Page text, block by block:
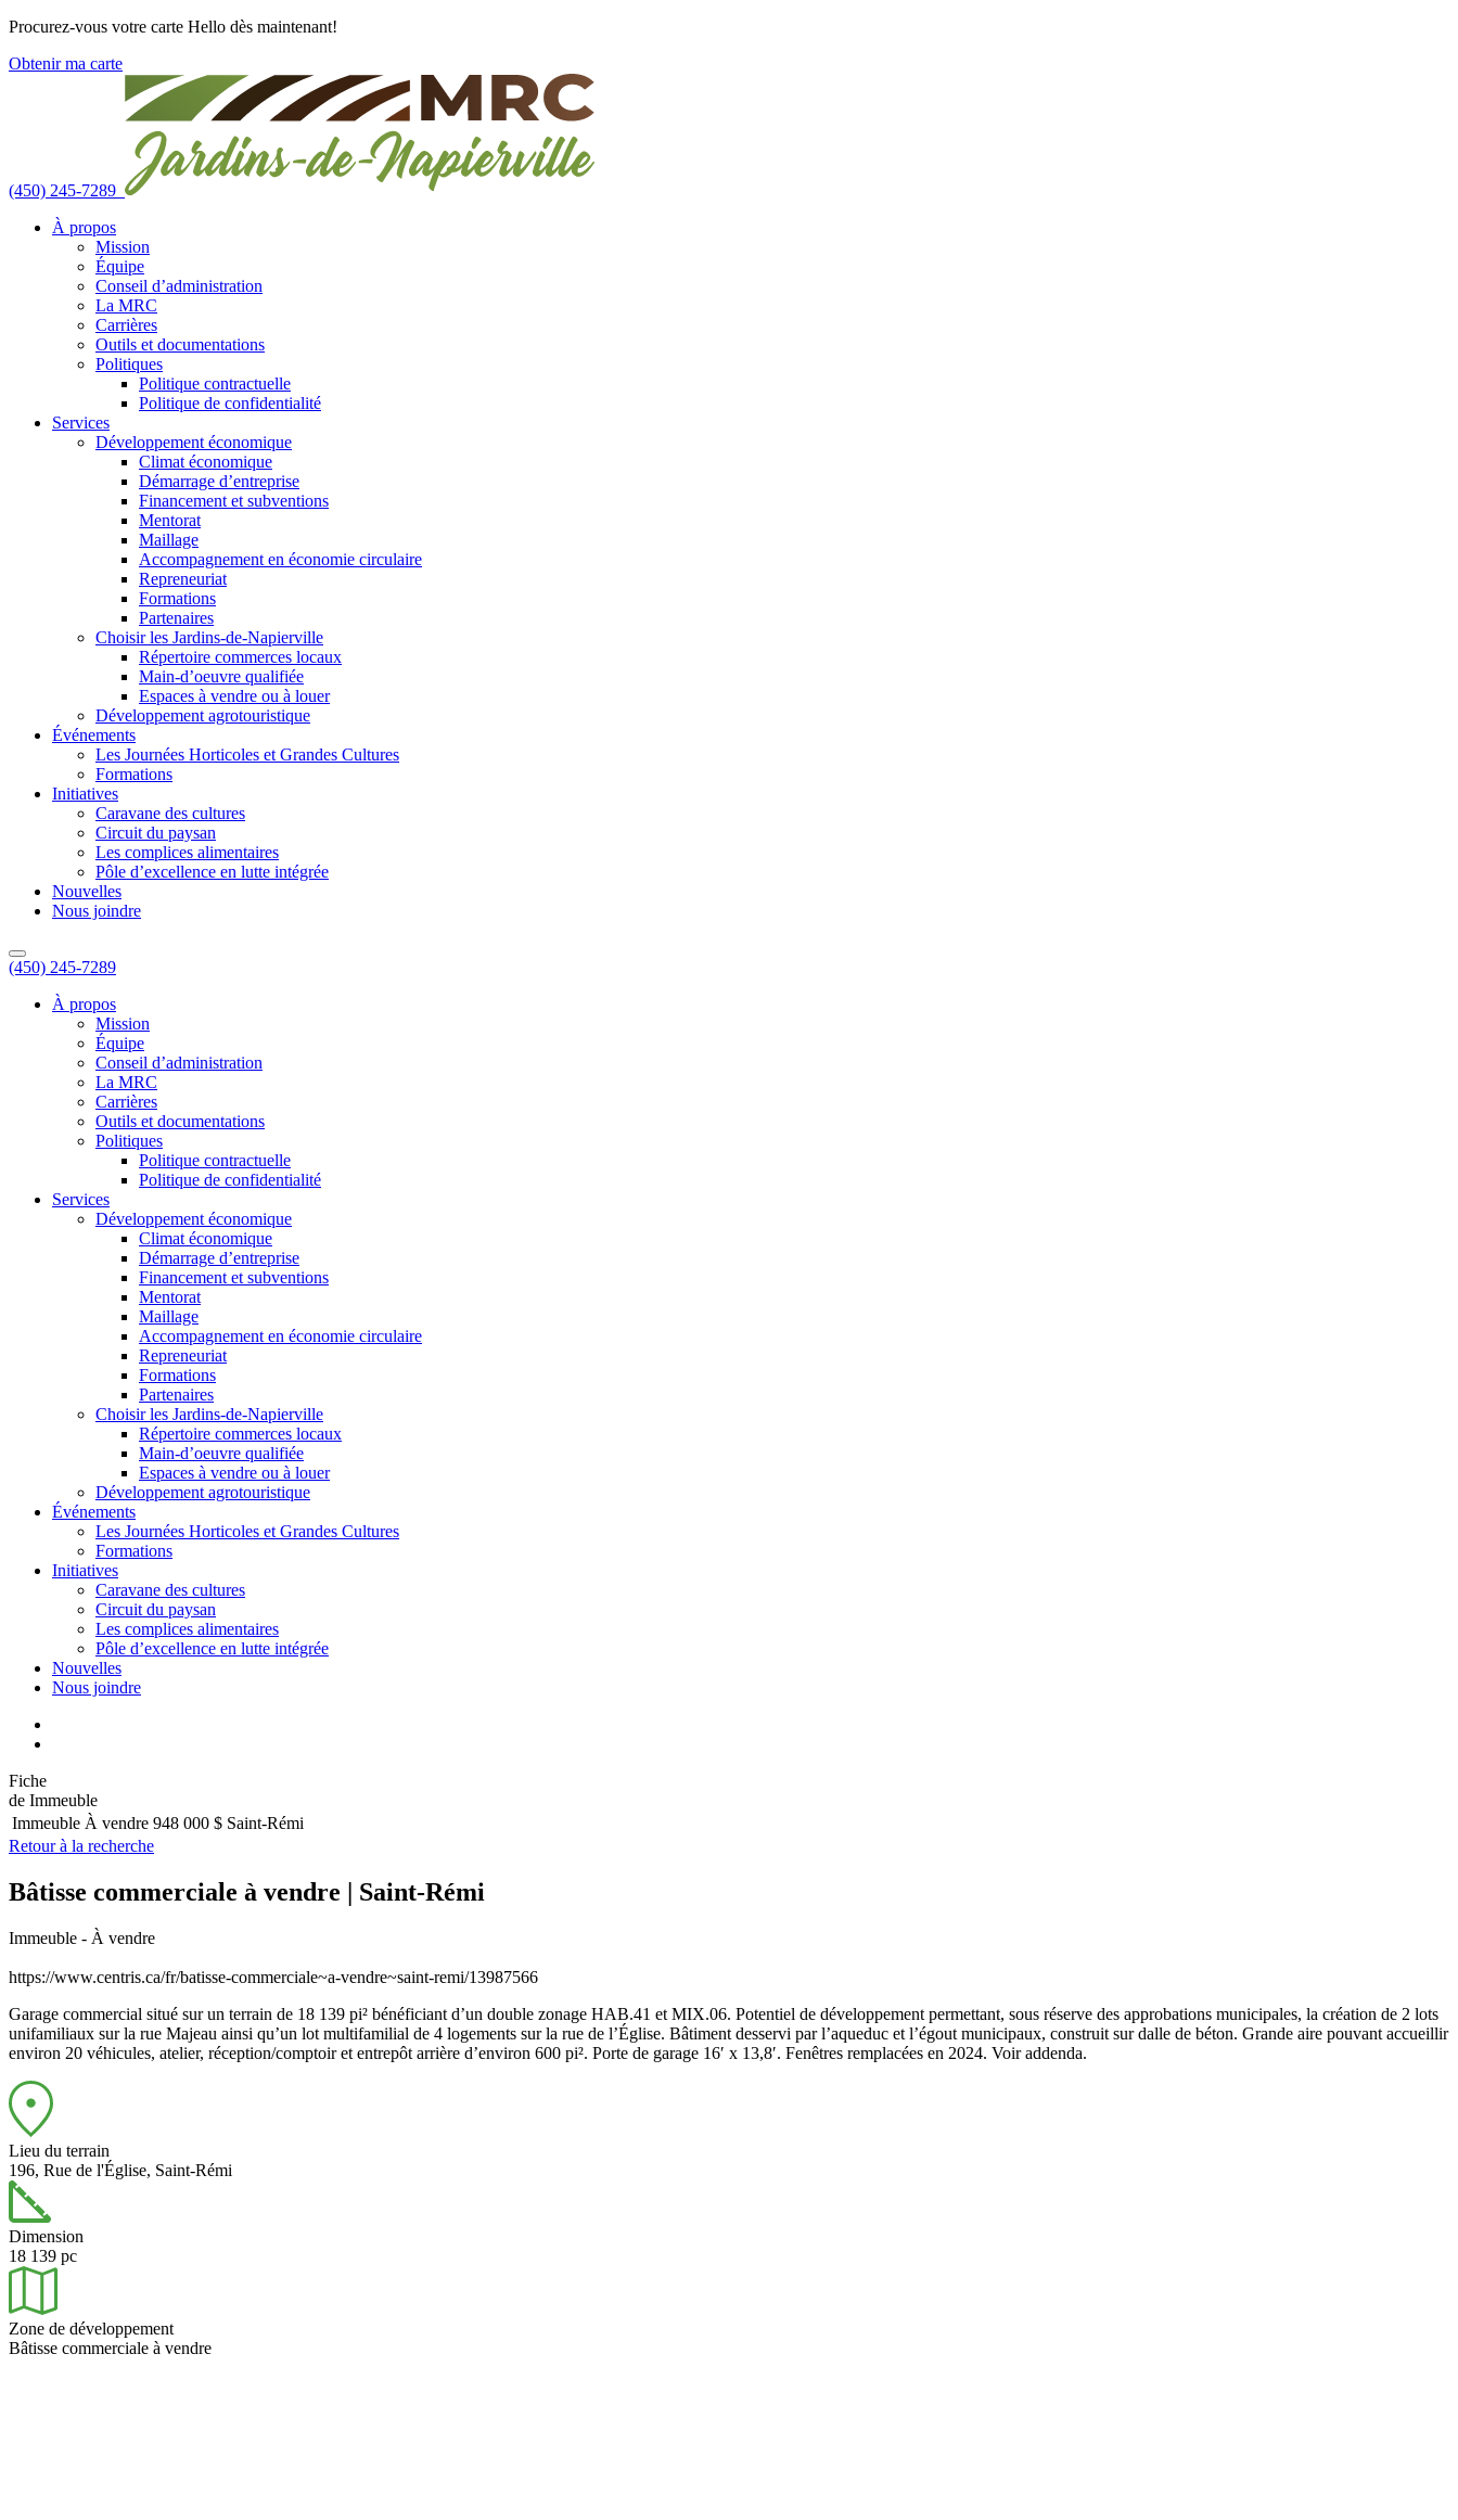
Skip
content
Procurez-vous votre carte Hello dès maintenant!
Obtenir ma carte
(450) 245-7289
À propos
Mission
Équipe
Conseil d’administration
La MRC
Carrières
Outils et documentations
Politiques
Politique contractuelle
Politique de confidentialité
Services
Développement économique
Climat économique
Démarrage d’entreprise
Financement et subventions
Mentorat
Maillage
Accompagnement en économie circulaire
Repreneuriat
Formations
Partenaires
Choisir les Jardins-de-Napierville
Répertoire commerces locaux
Main-d’oeuvre qualifiée
Espaces à vendre ou à louer
Développement agrotouristique
Événements
Les Journées Horticoles et Grandes Cultures
Formations
Initiatives
Caravane des cultures
Circuit du paysan
Les complices alimentaires
Pôle d’excellence en lutte intégrée
Nouvelles
Nous joindre
(450) 245-7289
À propos
Mission
Équipe
Conseil d’administration
La MRC
Carrières
Outils et documentations
Politiques
Politique contractuelle
Politique de confidentialité
Services
Développement économique
Climat économique
Démarrage d’entreprise
Financement et subventions
Mentorat
Maillage
Accompagnement en économie circulaire
Repreneuriat
Formations
Partenaires
Choisir les Jardins-de-Napierville
Répertoire commerces locaux
Main-d’oeuvre qualifiée
Espaces à vendre ou à louer
Développement agrotouristique
Événements
Les Journées Horticoles et Grandes Cultures
Formations
Initiatives
Caravane des cultures
Circuit du paysan
Les complices alimentaires
Pôle d’excellence en lutte intégrée
Nouvelles
Nous joindre
Fiche
de Immeuble
Immeuble À vendre 948 000 $ Saint-Rémi
Retour à la recherche
Bâtisse commerciale à vendre | Saint-Rémi
Immeuble - À vendre
https://www.centris.ca/fr/batisse-commerciale~a-vendre~saint-remi/13987566
Garage commercial situé sur un terrain de 18 139 pi² bénéficiant d’un double zonage HAB.41 et MIX.06. Potentiel de développement permettant, sous réserve des approbations municipales, la création de 2 lots
unifamiliaux sur la rue Majeau ainsi qu’un lot multifamilial de 4 logements sur la rue de l’Église. Bâtiment desservi par l’aqueduc et l’égout municipaux, construit sur dalle de béton. Grande aire pouvant accueillir
environ 20 véhicules, atelier, réception/comptoir et entrepôt arrière d’environ 600 pi². Porte de garage 16′ x 13,8′. Fenêtres remplacées en 2024. Voir addenda.
Lieu du terrain
196, Rue de l'Église, Saint-Rémi
Dimension
18 139 pc
Zone de développement
Bâtisse commerciale à vendre